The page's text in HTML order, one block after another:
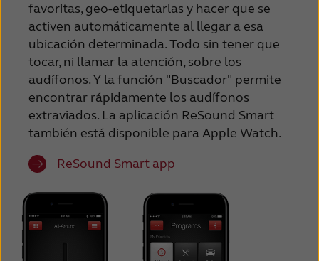
favoritas, geo-etiquetarlas y hacer que se
activen automáticamente al llegar a esa
ubicación determinada. Todo sin tener que
tocar, ni llamar la atención, sobre los
audífonos. Y la función "Buscador" permite
encontrar rápidamente los audífonos
extraviados. La aplicación ReSound Smart
también está disponible para Apple Watch.
ReSound Smart app